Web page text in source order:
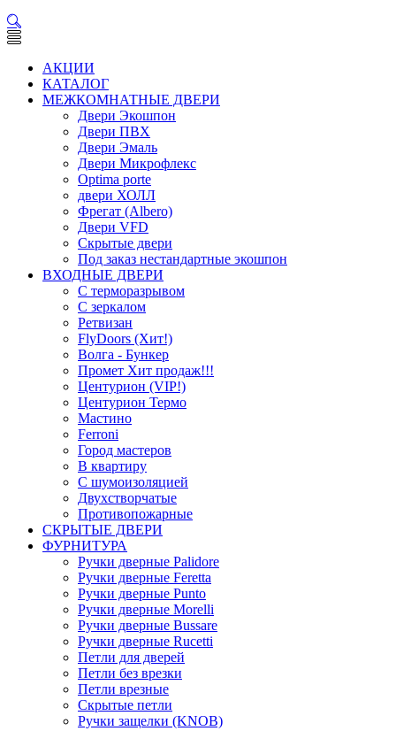
АКЦИИ
КАТАЛОГ
МЕЖКОМНАТНЫЕ ДВЕРИ
Двери Экошпон
Двери ПВХ
Двери Эмаль
Двери Микрофлекс
Optima porte
двери ХОЛЛ
Фрегат (Albero)
Двери VFD
Скрытые двери
Под заказ нестандартные экошпон
ВХОДНЫЕ ДВЕРИ
С терморазрывом
С зеркалом
Ретвизан
FlyDoors (Хит!)
Волга - Бункер
Промет Хит продаж!!!
Центурион (VIP!)
Центурион Термо
Мастино
Ferroni
Город мастеров
В квартиру
С шумоизоляцией
Двухстворчатые
Противопожарные
СКРЫТЫЕ ДВЕРИ
ФУРНИТУРА
Ручки дверные Palidore
Ручки дверные Feretta
Ручки дверные Punto
Ручки дверные Morelli
Ручки дверные Bussare
Ручки дверные Rucetti
Петли для дверей
Петли без врезки
Петли врезные
Скрытые петли
Ручки защелки (KNOB)